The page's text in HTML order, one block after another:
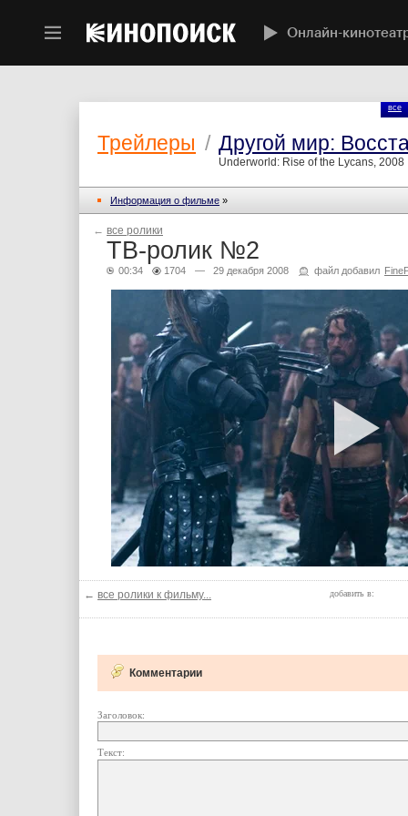
Онлайн-
все
Трейлеры / Другой мир:
Underworld: Rise of the Lycans, 2008
Информация о фильме »
← все ролики
ТВ-ролик №2
00:34 1704 — 29 декабря 2008 файл добавил
← все ролики к фильму... добавить в:
Комментарии
Заголовок:
Текст: